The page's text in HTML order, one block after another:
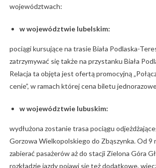
województwach:
w województwie lubelskim:
pociągi kursujące na trasie Biała Podlaska-
zatrzymywać się także na przystanku Biała
Relacja ta objęta jest ofertą promocyjną
cenie”, w ramach której cena biletu
w województwie lubuskim:
wydłużona zostanie trasa pociągu
Gorzowa Wielkopolskiego do Zbąszynka. Od 9
zabierać pasażerów aż do stacji Zielona Góra
rozkładzie jazdy pojawi się też dodatkowe,